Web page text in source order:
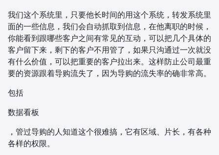
我们这个系统里，只要他长时间的用这个系统，转发系统里
面的一些信息，我们会自动抓取到信息，在他离职的时候，
你能看到跟哪些客户之间有常见的互动，可以把几个具体的
客户留下来，剩下的客户不用管了，如果只沟通过一次就没
有什么价值，可以把重要的客户拉出来。这样防止公司最重
要的资源跟着导购流失了，因为导购的流失率的确非常高。
包括
数据看板
，管过导购的人知道这个很难搞，它有区域、片长，有各种
各样的权限。